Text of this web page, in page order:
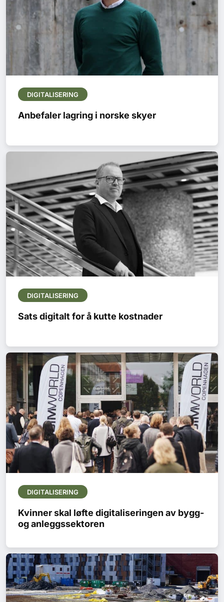
DIGITALISERING
Anbefaler lagring i norske skyer
DIGITALISERING
Sats digitalt for å kutte kostnader
DIGITALISERING
Kvinner skal løfte digitaliseringen av bygg-
og anleggssektoren